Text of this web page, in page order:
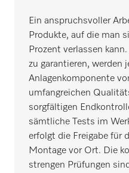
Ein anspruchsvoller
Produkte, auf die man
Prozent verlassen
zu garantieren, werden
Anlagenkomponente
umfangreichen
sorgfältigen
sämtliche Tests im
erfolgt die Freigabe für
Montage vor Ort. Die
strengen Prüfungen